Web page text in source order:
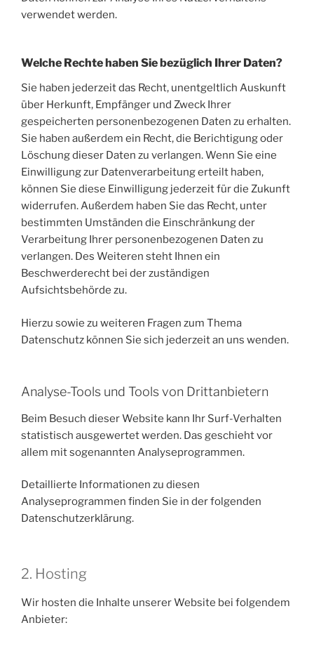
verwendet werden.
Welche Rechte haben Sie bezüglich Ihrer Daten?
Sie haben jederzeit das Recht, unentgeltlich Auskunft
über Herkunft, Empfänger und Zweck Ihrer
gespeicherten personenbezogenen Daten zu erhalten.
Sie haben außerdem ein Recht, die Berichtigung oder
Löschung dieser Daten zu verlangen. Wenn Sie eine
Einwilligung zur Datenverarbeitung erteilt haben,
können Sie diese Einwilligung jederzeit für die Zukunft
widerrufen. Außerdem haben Sie das Recht, unter
bestimmten Umständen die Einschränkung der
Verarbeitung Ihrer personenbezogenen Daten zu
verlangen. Des Weiteren steht Ihnen ein
Beschwerderecht bei der zuständigen
Aufsichtsbehörde zu.
Hierzu sowie zu weiteren Fragen zum Thema
Datenschutz können Sie sich jederzeit an uns wenden.
Analyse-Tools und Tools von Dritt­anbietern
Beim Besuch dieser Website kann Ihr Surf-Verhalten
statistisch ausgewertet werden. Das geschieht vor
allem mit sogenannten Analyseprogrammen.
Detaillierte Informationen zu diesen
Analyseprogrammen finden Sie in der folgenden
Datenschutzerklärung.
2. Hosting
Wir hosten die Inhalte unserer Website bei folgendem
Anbieter: